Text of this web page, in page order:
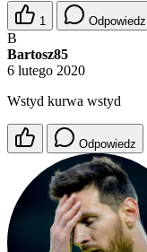
1 Odpowiedz
B
Bartosz85
6 lutego 2020
Wstyd kurwa wstyd
Odpowiedz